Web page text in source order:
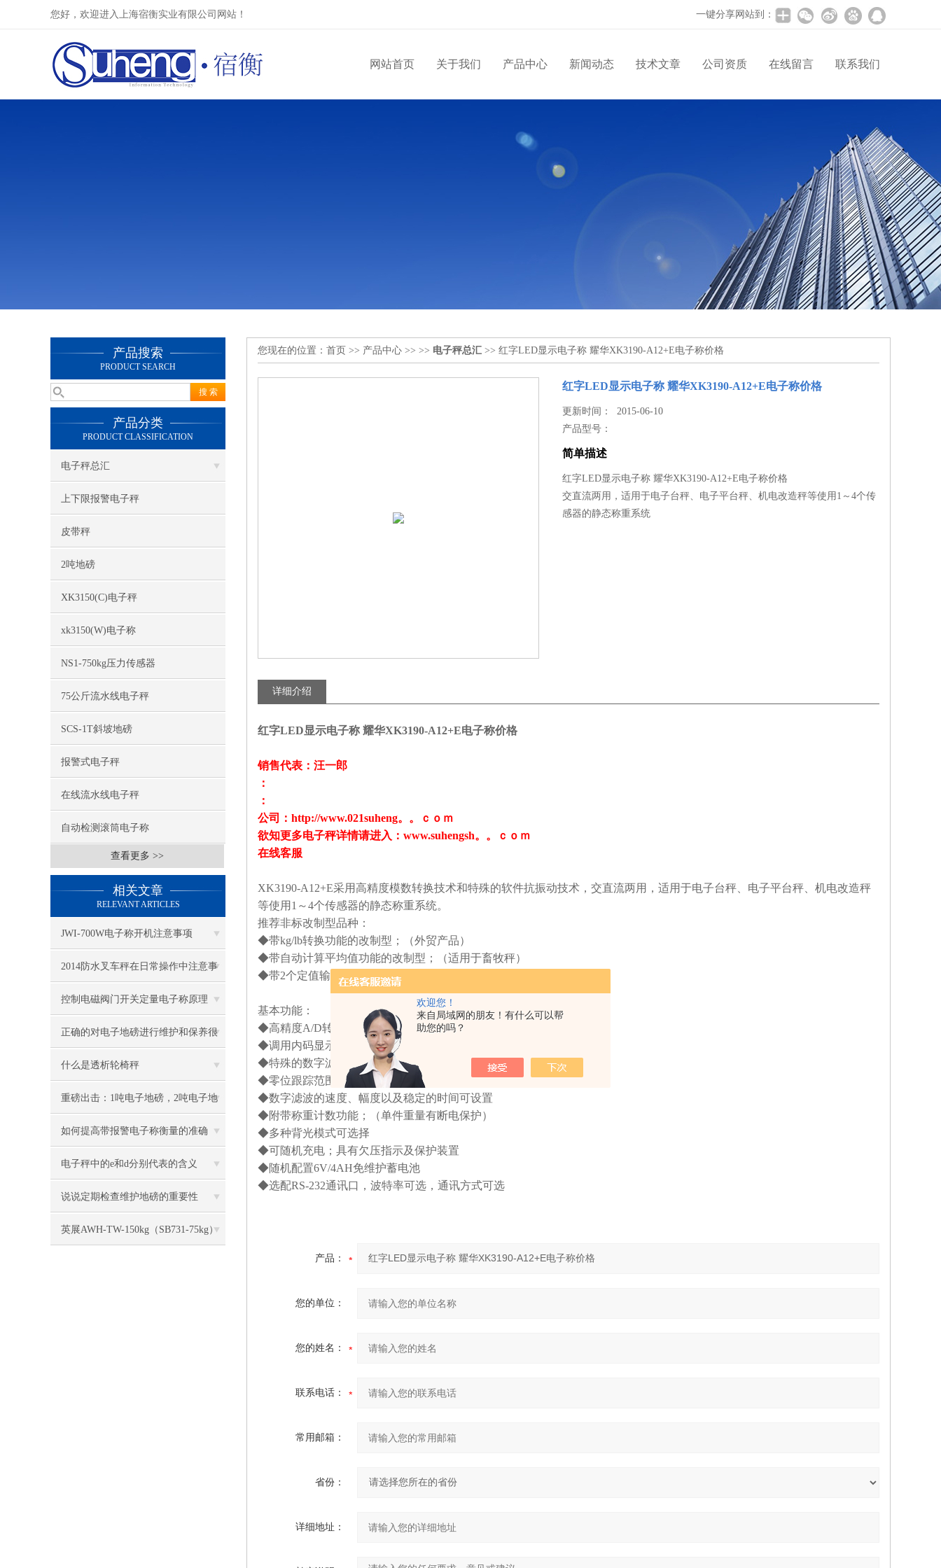
欢迎您！
来自局域网的朋友！有什么可以帮
助您的吗？
您好，欢迎进入上海宿衡实业有限公司网站！ 一键分享网站到：
网站首页 关于我们 产品中心 新闻动态 技术文章 公司资质 在线留言 联系我们
产品搜索
PRODUCT SEARCH
产品分类
PRODUCT CLASSIFICATION
电子秤总汇
上下限报警电子秤
皮带秤
2吨地磅
XK3150(C)电子秤
xk3150(W)电子称
NS1-750kg压力传感器
75公斤流水线电子秤
SCS-1T斜坡地磅
报警式电子秤
在线流水线电子秤
自动检测滚筒电子称
查看更多 >>
相关文章
RELEVANT ARTICLES
JWI-700W电子称开机注意事项
2014防水叉车秤在日常操作中注意事
项
控制电磁阀门开关定量电子称原理
正确的对电子地磅进行维护和保养很
有必要
什么是透析轮椅秤
重磅出击：1吨电子地磅，2吨电子地
磅秤，3吨地磅低价狂甩
如何提高带报警电子称衡量的准确
度？
电子秤中的e和d分别代表的含义
说说定期检查维护地磅的重要性
英展AWH-TW-150kg（SB731-75kg）
您现在的位置： 首页 >> 产品中心 >> >> 电子秤总汇 >> 红字LED显示电子称 耀华XK3190-A12+E电子称价格
红字LED显示电子称 耀华XK3190-A12+E电子称价格
更新时间： 2015-06-10
产品型号：
简单描述
红字LED显示电子称 耀华XK3190-A12+E电子称价格
交直流两用，适用于电子台秤、电子平台秤、机电改造秤等使用1～4个传
感器的静态称重系统
详细介绍
红字LED显示电子称 耀华XK3190-A12+E电子称价格
销售代表：汪一郎
：
：
公司：http://www.021suheng。。ｃｏｍ
欲知更多电子秤详情请进入：www.suhengsh。。ｃｏｍ
在线客服
XK3190-A12+E采用高精度模数转换技术和特殊的软件抗振动技术，交直流两用，适用于电子台秤、电子平台秤、机电改造秤
等使用 1 ～4个传感器的静态称重系统。
推荐非标改制型品种：
◆带kg/lb转换功能的改制型；（外贸产品）
◆带自动计算平均值功能的改制型；（适用于畜牧秤）
◆带2个定值输出功能的改制型；（适用于低速称重检测）
基本功能：
◆高精度A/D转换，可读性达1/30000
◆调用内码显示方便，替代感量砝码观察及分析允差
◆特殊的数字滤波技术，增强系统的抗振动能力
◆零位跟踪范围、置零（开机
手动）范围、可分别设置
◆数字滤波的速度、幅度以及稳定的时间可设置
◆附带称重计数功能；（单件重量有断电保护）
◆多种背光模式可选择
◆可随机充电；具有欠压指示及保护装置
◆随机配置6V/4AH免维护蓄电池
◆选配RS-232通讯口，波特率可选，通讯方式可选
产品：
您的单位：
您的姓名：
联系电话：
常用邮箱：
省份：
详细地址：